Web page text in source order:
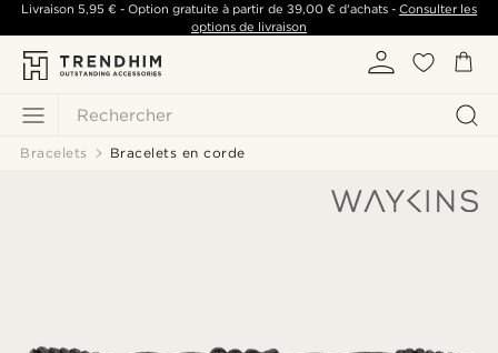
Rechercher
Livraison 5,95 €- Option gratuite à partir de 39,00 €d'achats -Consulter les
options de livraison
Bracelets Bracelets en corde